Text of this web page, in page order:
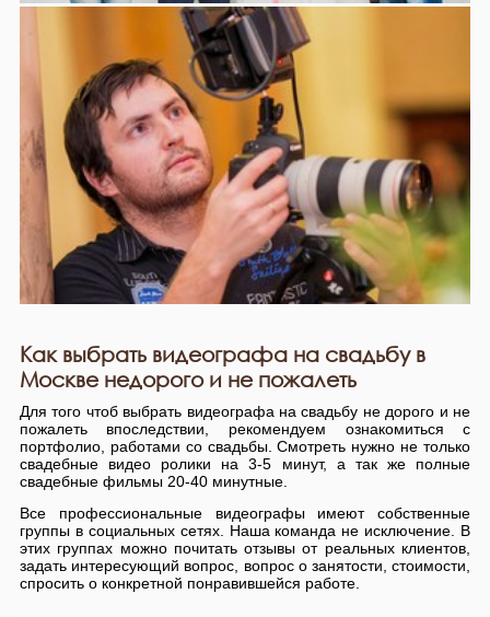
Как выбрать видеографа на свадьбу в
Москве недорого и не пожалеть
Для того чтоб выбрать видеографа на свадьбу не дорого и не
пожалеть впоследствии, рекомендуем ознакомиться с
портфолио, работами со свадьбы. Смотреть нужно не только
свадебные видео ролики на 3-5 минут, а так же полные
свадебные фильмы 20-40 минутные.
Все профессиональные видеографы имеют собственные
группы в социальных сетях. Наша команда не исключение. В
этих группах можно почитать отзывы от реальных клиентов,
задать интересующий вопрос, вопрос о занятости, стоимости,
спросить о конкретной понравившейся работе.